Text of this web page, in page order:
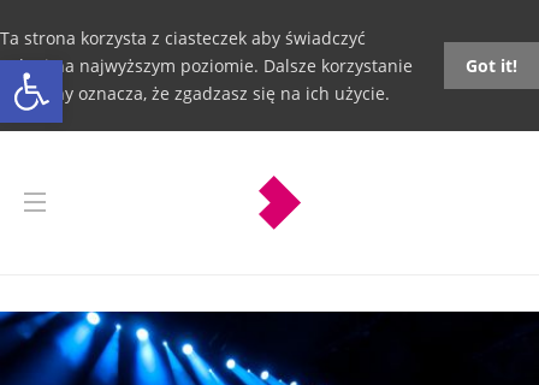
Otwórz pasek narzędzi
Ta strona korzysta z ciasteczek aby świadczyć
usługi na najwyższym poziomie. Dalsze korzystanie
ze strony oznacza, że zgadzasz się na ich użycie.
Got it!